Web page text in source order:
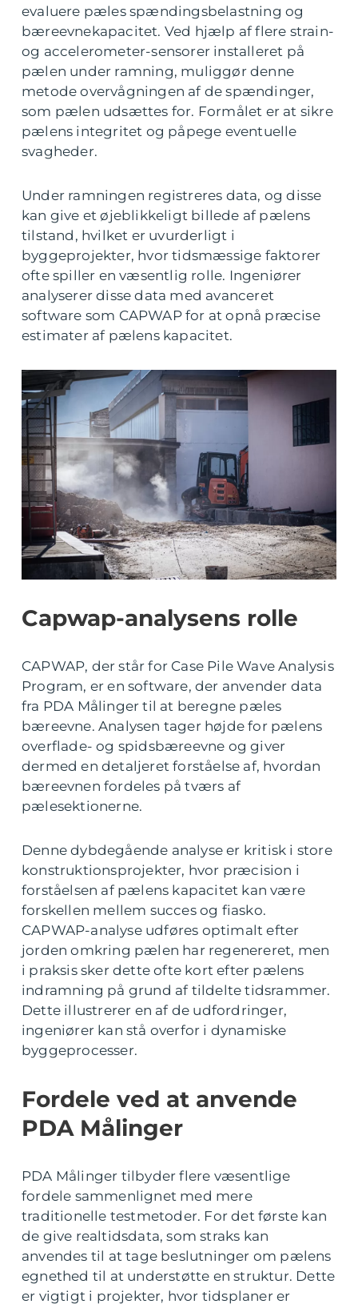
evaluere pæles spændingsbelastning og
bæreevnekapacitet. Ved hjælp af flere strain-
og accelerometer-sensorer installeret på
pælen under ramning, muliggør denne
metode overvågningen af de spændinger,
som pælen udsættes for. Formålet er at sikre
pælens integritet og påpege eventuelle
svagheder.
Under ramningen registreres data, og disse
kan give et øjeblikkeligt billede af pælens
tilstand, hvilket er uvurderligt i
byggeprojekter, hvor tidsmæssige faktorer
ofte spiller en væsentlig rolle. Ingeniører
analyserer disse data med avanceret
software som CAPWAP for at opnå præcise
estimater af pælens kapacitet.
Capwap-analysens rolle
CAPWAP, der står for Case Pile Wave Analysis
Program, er en software, der anvender data
fra PDA Målinger til at beregne pæles
bæreevne. Analysen tager højde for pælens
overflade- og spidsbæreevne og giver
dermed en detaljeret forståelse af, hvordan
bæreevnen fordeles på tværs af
pælesektionerne.
Denne dybdegående analyse er kritisk i store
konstruktionsprojekter, hvor præcision i
forståelsen af pælens kapacitet kan være
forskellen mellem succes og fiasko.
CAPWAP-analyse udføres optimalt efter
jorden omkring pælen har regenereret, men
i praksis sker dette ofte kort efter pælens
indramning på grund af tildelte tidsrammer.
Dette illustrerer en af de udfordringer,
ingeniører kan stå overfor i dynamiske
byggeprocesser.
Fordele ved at anvende
PDA Målinger
PDA Målinger tilbyder flere væsentlige
fordele sammenlignet med mere
traditionelle testmetoder. For det første kan
de give realtidsdata, som straks kan
anvendes til at tage beslutninger om pælens
egnethed til at understøtte en struktur. Dette
er vigtigt i projekter, hvor tidsplaner er